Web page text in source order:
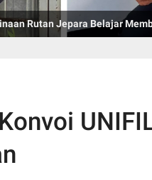
Rutan Jepara Belajar
Zona Integritas (ZI) dan